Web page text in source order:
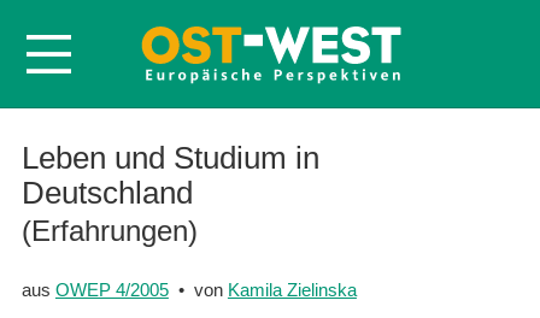
Startseite
Über OWEP
Volltexte
Leben und Studium in
Deutschland
(Erfahrungen)
aus OWEP 4/2005• von Kamila Zielinska